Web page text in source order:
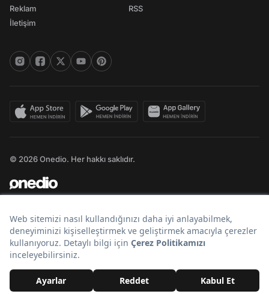
Reklam
İletişim
RSS
© 2026 Onedio. Her hakkı saklıdır.
Bir markasıdır.